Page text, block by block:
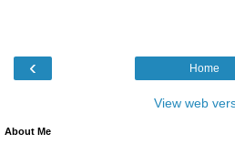
‹ Home
View web
About Me